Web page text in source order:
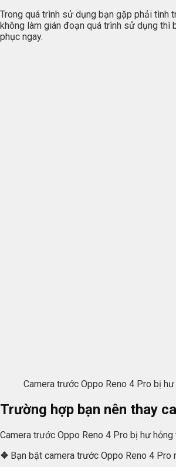
Trong quá trình sử dụng bạn gặp phải tình
không làm gián đoạn quá trình sử dụng thì
phục ngay.
Camera trước Oppo Reno 4 Pro bị
Trường hợp bạn nên thay
Camera trước Oppo Reno 4 Pro bị hư
❖ Bạn bật camera trước Oppo Reno 4 Pro